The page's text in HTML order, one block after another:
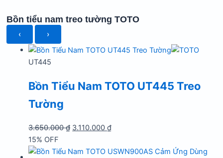
Bồn tiểu nam treo tường TOTO
‹ ›
UT445
Bồn Tiểu Nam TOTO UT445 Treo
Tường
3.650.000₫ Giá
là:
3.110.000₫Giá
tại
15% OFF